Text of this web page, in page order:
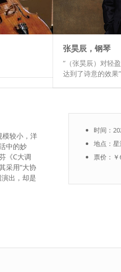
张昊辰，钢琴
“（张昊辰）对轻
达到了诗意的效
模较小，洋
中的妙
《C大调
采用“大协
出，却是
时间：
地点：
票价：